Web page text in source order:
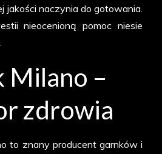
jakości naczynia do gotowania.
nieocenioną pomoc niesie
Milano –
zdrowia
to znany producent garnków i